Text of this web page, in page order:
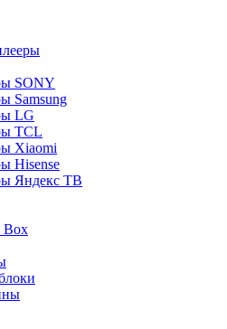
SONY
Samsung
LG
TCL
Xiaomi
Hisense
Яндекс ТВ
Box